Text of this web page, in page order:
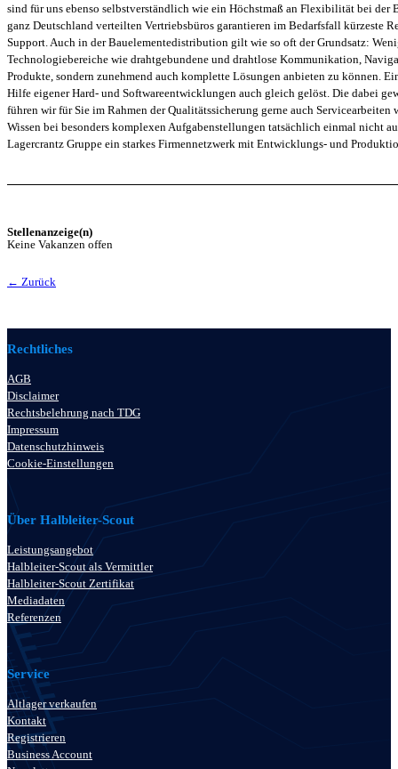
sind für uns ebenso selbstverständlich wie ein Höchstmaß an Flexibilität bei
ganz Deutschland verteilten Vertriebsbüros garantieren im Bedarfsfall kürzeste
Support. Auch in der Bauelementedistribution gilt wie so oft der Grundsatz:
Technologiebereiche wie drahtgebundene und drahtlose Kommunikation,
Produkte, sondern zunehmend auch komplette Lösungen anbieten zu können.
Hilfe eigener Hard- und Softwareentwicklungen auch gleich gelöst. Die dabei
führen wir für Sie im Rahmen der Qualitätssicherung gerne auch
Wissen bei besonders komplexen Aufgabenstellungen tatsächlich einmal nicht
Lagercrantz Gruppe ein starkes Firmennetzwerk mit Entwicklungs- und
Stellenanzeige(n)
Keine Vakanzen offen
← Zurück
Rechtliches
AGB
Disclaimer
Rechtsbelehrung nach TDG
Impressum
Datenschutzhinweis
Cookie-Einstellungen
Über Halbleiter-Scout
Leistungsangebot
Halbleiter-Scout als Vermittler
Halbleiter-Scout Zertifikat
Mediadaten
Referenzen
Service
Altlager verkaufen
Kontakt
Registrieren
Business Account